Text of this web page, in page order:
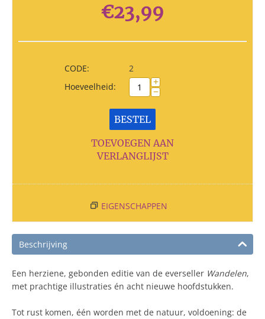
€23,99
CODE:
2
Hoeveelheid:
+
−
BESTEL
TOEVOEGEN AAN
VERLANGLIJST
EIGENSCHAPPEN
Beschrijving
Een herziene, gebonden editie van de everseller Wandelen,
met prachtige illustraties én acht nieuwe hoofdstukken.
Tot rust komen, één worden met de natuur, voldoening: de